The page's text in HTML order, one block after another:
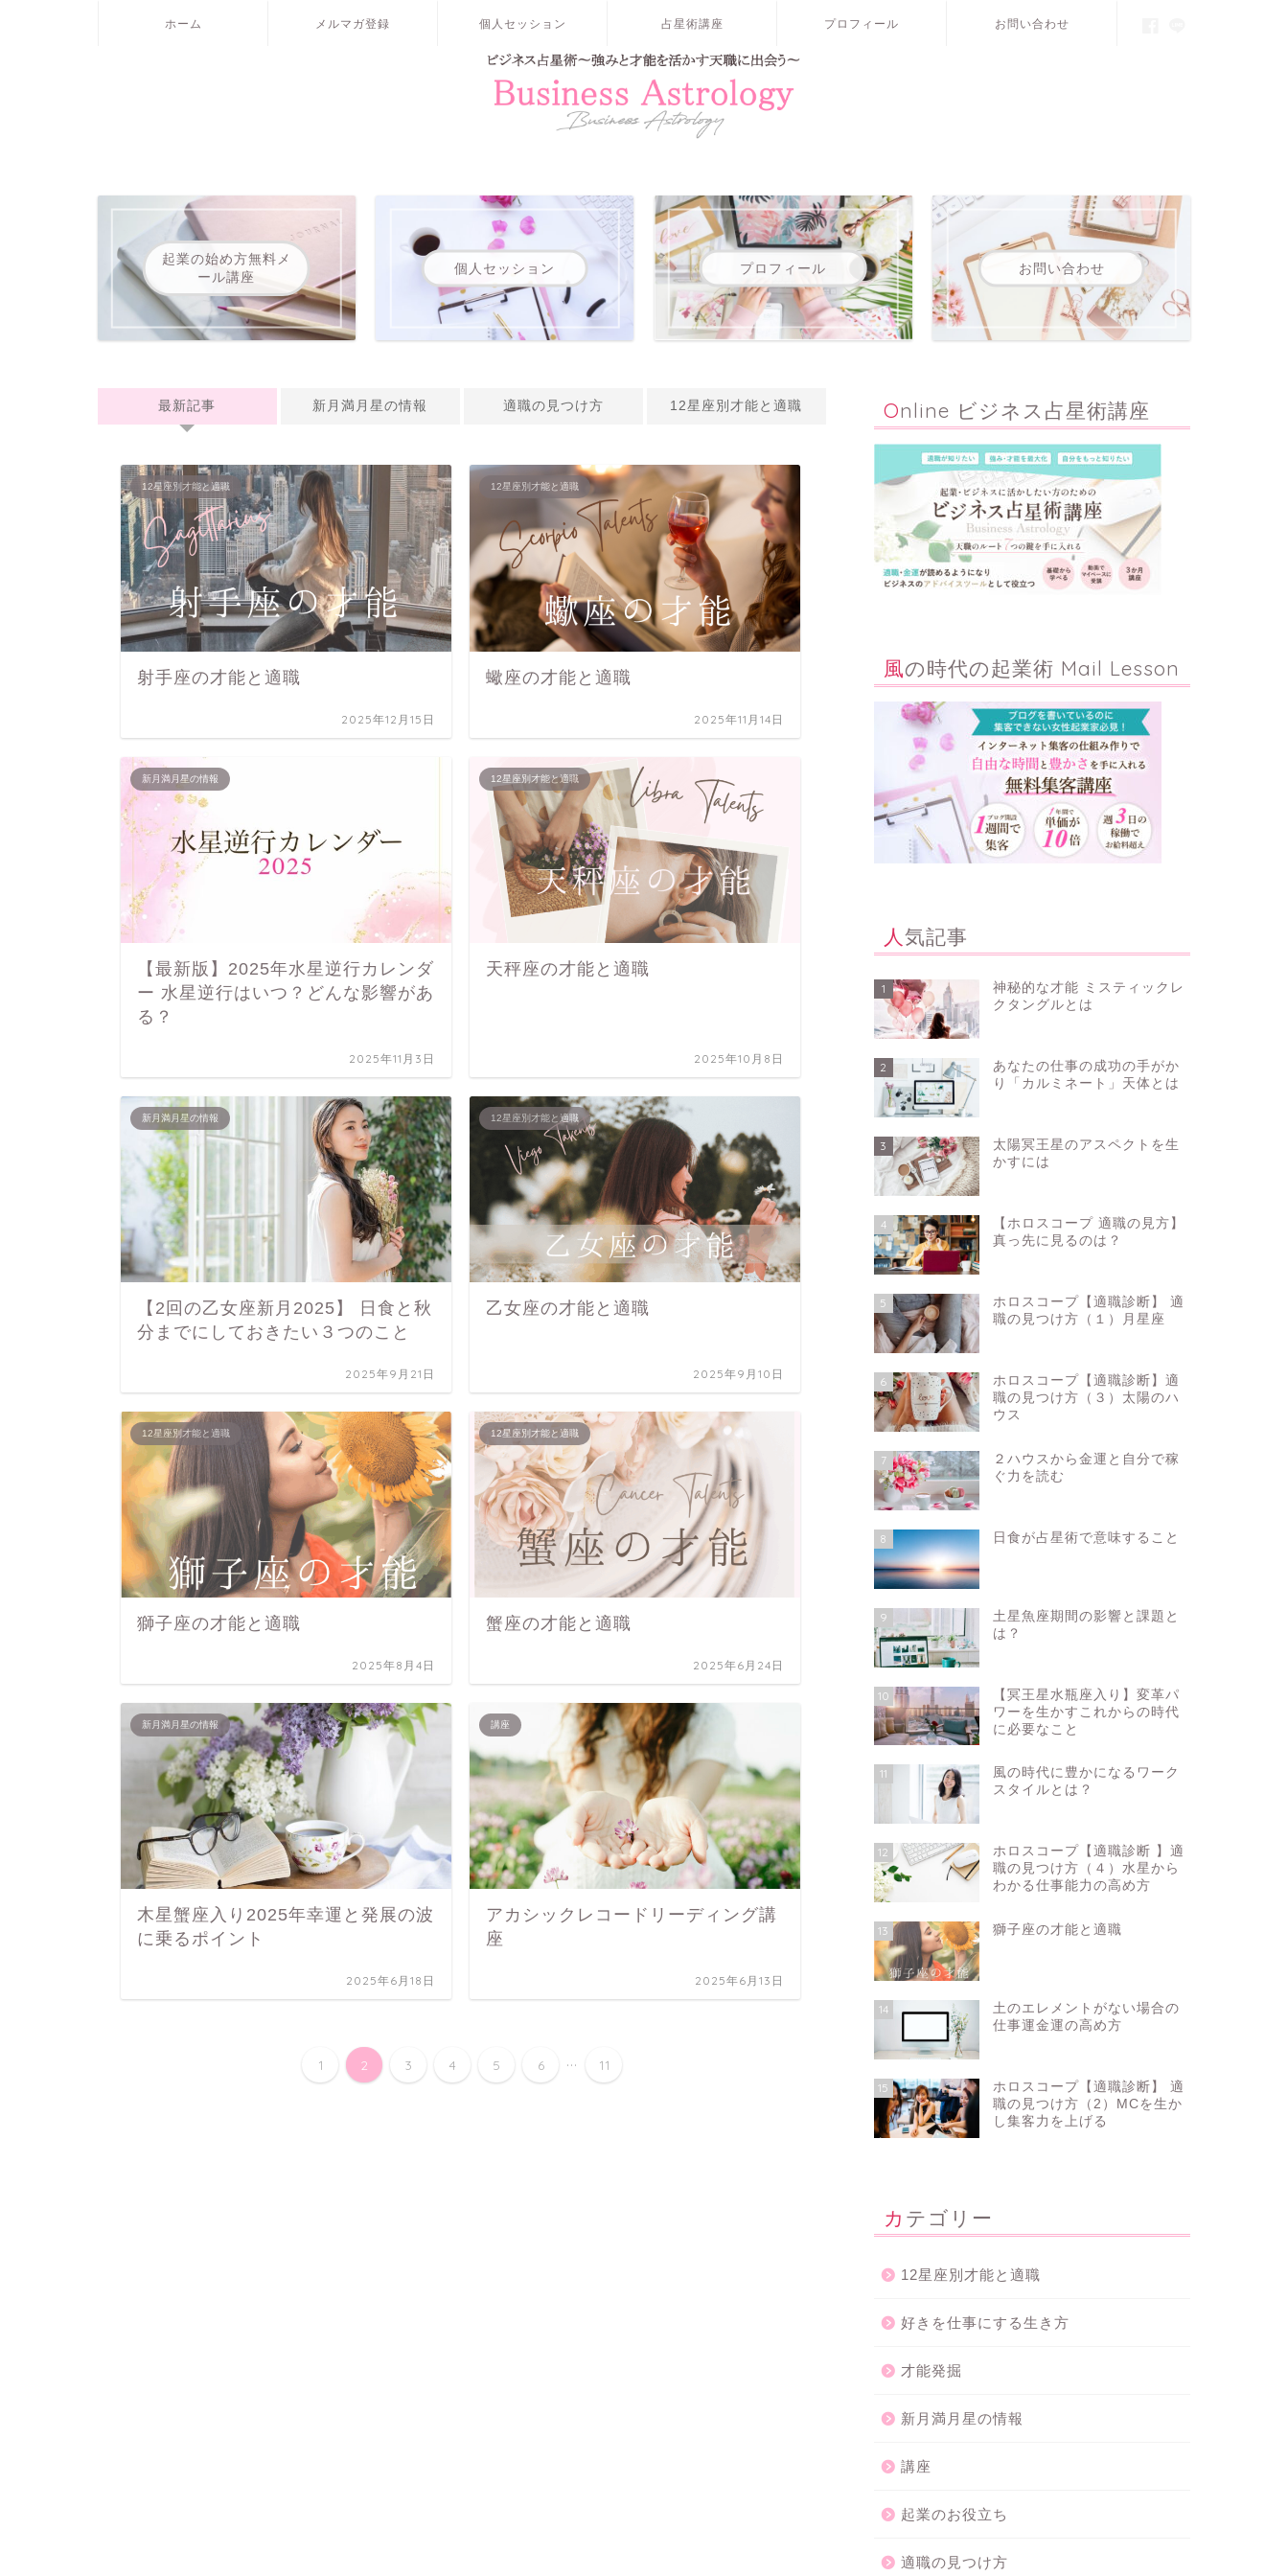
ホーム メルマガ登録 個人セッション 占星術講座 プロフィール お問い合わせ
起業の始め方無料メ
ール講座
個人セッション プロフィール お問い合わせ
最新記事 新月満月星の情報 適職の見つけ方 12星座別才能と適職
12星座別才能と適職
射手座の才能と適職
2025年12月15日
12星座別才能と適職
蠍座の才能と適職
2025年11月14日
新月満月星の情報
【最新版】2025年水星逆行カレンダ
ー 水星逆行はいつ？どんな影響があ
る？
2025年11月3日
12星座別才能と適職
天秤座の才能と適職
2025年10月8日
新月満月星の情報
【2回の乙女座新月2025】 日食と秋
分までにしておきたい３つのこと
2025年9月21日
12星座別才能と適職
乙女座の才能と適職
2025年9月10日
12星座別才能と適職
獅子座の才能と適職
2025年8月4日
12星座別才能と適職
蟹座の才能と適職
2025年6月24日
新月満月星の情報
木星蟹座入り2025年幸運と発展の波
に乗るポイント
2025年6月18日
講座
アカシックレコードリーディング講
座
2025年6月13日
1 2 3 4 5 6 ... 11
新月満月星の情報
水星逆行 2026年の影響は？いつま
2026年6月17日
新月満月星の情報
月食の占星術の意味を知りステージ
アップに生かす
2026年3月2日
新月満月星の情報
2026年海王星牡羊座期の特徴と時代
への影響
新月満月星の情報
【最新版】2025年水星逆行カレンダ
ー 水星逆行はいつ？どんな影響があ
る？
新月満月星の情報
木星蟹座入り2025年幸運と発展の波
に乗るポイント
2025年6月18日
Online ビジネス占星術講座
風の時代の起業術 Mail Lesson
人気記事
1
神秘的な才能 ミスティックレ
クタングルとは
2
あなたの仕事の成功の手がか
り「カルミネート」天体とは
3
太陽冥王星のアスペクトを生
かすには
4
【ホロスコープ 適職の見方】
真っ先に見るのは？
5
ホロスコープ【適職診断】 適
職の見つけ方（１）月星座
6
ホロスコープ【適職診断】適
職の見つけ方（３）太陽のハ
ウス
7
２ハウスから金運と自分で稼
ぐ力を読む
8 日食が占星術で意味すること
9
土星魚座期間の影響と課題と
は？
10
【冥王星水瓶座入り】変革パ
ワーを生かすこれからの時代
に必要なこと
11
風の時代に豊かになるワーク
スタイルとは？
12
ホロスコープ【適職診断 】適
職の見つけ方（４）水星から
わかる仕事能力の高め方
13 獅子座の才能と適職
14
土のエレメントがない場合の
仕事運金運の高め方
15
ホロスコープ【適職診断】 適
職の見つけ方（2）MCを生か
し集客力を上げる
カテゴリー
12星座別才能と適職
好きを仕事にする生き方
才能発掘
新月満月星の情報
講座
起業のお役立ち
適職の見つけ方